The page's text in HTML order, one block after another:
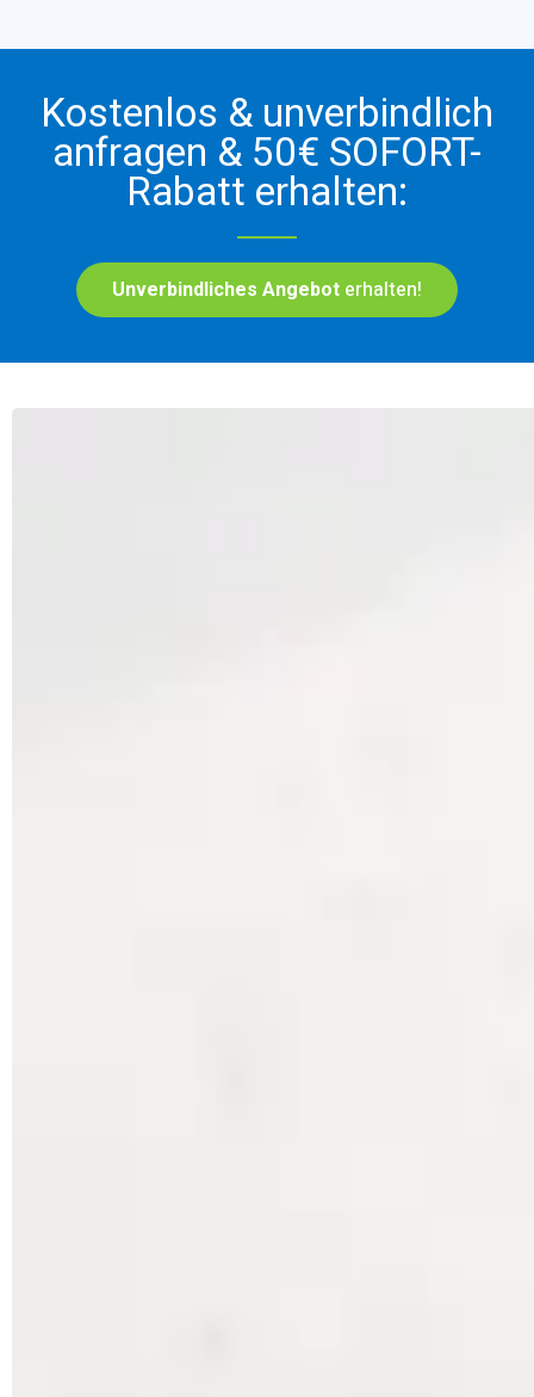
Kostenlos & unverbindlich
anfragen & 50€ SOFORT-
Rabatt erhalten:
Unverbindliches Angebot erhalten!